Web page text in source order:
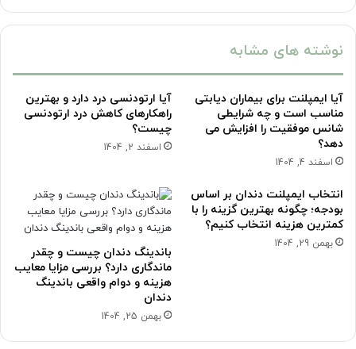
نوشته های مشابه
آیا ایمپلنت برای بیماران دیابتی
مناسب است و چه شرایطی
شانس موفقیت را افزایش می
دهد؟
اسفند 4, 1404
آیا ارتودنسی درد دارد و بهترین
راهکارهای کاهش درد ارتودنسی
چیست؟
اسفند 2, 1404
انتخاب ایمپلنت دندان بر اساس
بودجه؛ چگونه بهترین گزینه را با
کمترین هزینه انتخاب کنیم؟
بهمن 29, 1404
باندینگ دندان چیست و چقدر
ماندگاری دارد؟ بررسی مزایا معایب
هزینه و دوام واقعی باندینگ
دندان
بهمن 25, 1404